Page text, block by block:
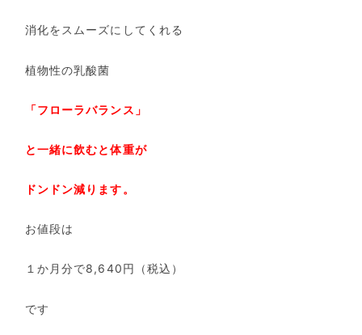
消化をスムーズにしてくれる
植物性の乳酸菌
「フローラバランス」
と一緒に飲むと体重が
ドンドン減ります。
お値段は
１か月分で8,640円（税込）
です